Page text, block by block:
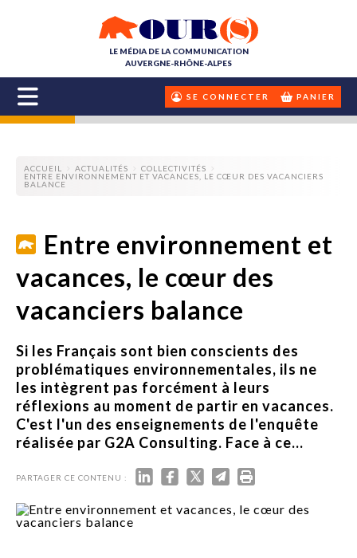
LE MÉDIA DE LA COMMUNICATION
AUVERGNE-RHÔNE-ALPES
SE CONNECTER PANIER
ACCUEIL ACTUALITÉS
COLLECTIVITÉS
ENTRE ENVIRONNEMENT ET VACANCES, LE CŒUR DES VACANCIERS
BALANCE
Entre environnement et
vacances, le cœur des
vacanciers balance
Si les Français sont bien conscients des
problématiques environnementales, ils ne
les intègrent pas forcément à leurs
réflexions au moment de partir en vacances.
C'est l'un des enseignements de l'enquête
réalisée par G2A Consulting. Face à ce...
PARTAGER CE CONTENU :